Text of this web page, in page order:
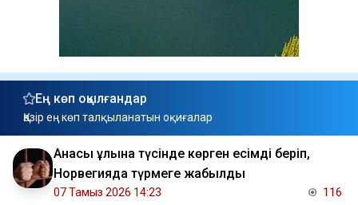
Ең көп оқылғандар
Қазір ең көп талқыланатын оқиғалар
Анасы ұлына түсінде көрген есімді беріп,
Норвегияда түрмеге жабылды
07 Тамыз 2026 14:23 116